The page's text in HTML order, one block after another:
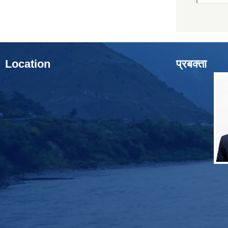
Location प्रबक्ता